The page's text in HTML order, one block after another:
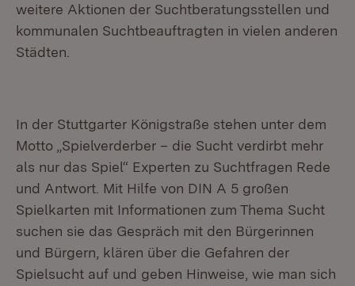
weitere Aktionen der Suchtberatungsstellen und
kommunalen Suchtbeauftragten in vielen anderen
Städten.
In der Stuttgarter Königstraße stehen unter dem
Motto „Spielverderber – die Sucht verdirbt mehr
als nur das Spiel“ Experten zu Suchtfragen Rede
und Antwort. Mit Hilfe von DIN A 5 großen
Spielkarten mit Informationen zum Thema Sucht
suchen sie das Gespräch mit den Bürgerinnen
und Bürgern, klären über die Gefahren der
Spielsucht auf und geben Hinweise, wie man sich